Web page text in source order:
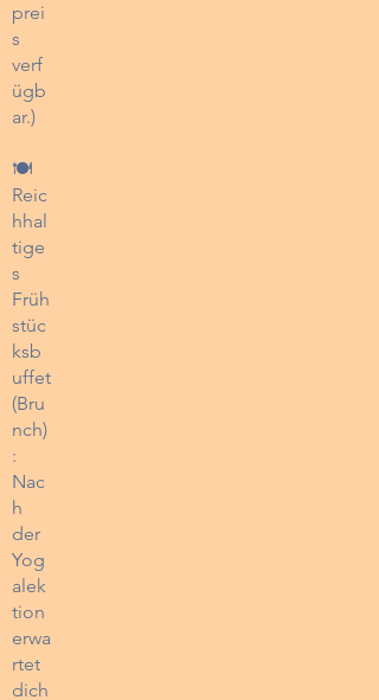
prei
s
verf
ügb
ar.)
🍽️
Reic
hhal
tige
s
Früh
stüc
ksb
uffet
(Bru
nch)
:
Nac
h
der
Yog
alek
tion
erwa
rtet
dich